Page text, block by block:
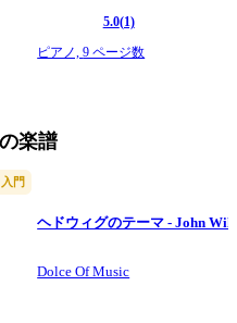
5.0(1)
ピアノ,9 ページ数
楽譜
入門
ヘドウィグのテーマ - John
Dolce Of Music